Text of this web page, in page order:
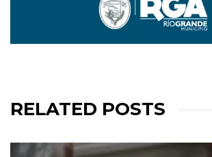
RELATED POSTS